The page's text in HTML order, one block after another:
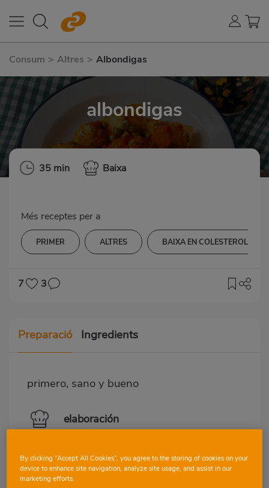
Consum > Altres > Albondigas
albondigas
35 min Baixa
Més receptes per a
PRIMER ALTRES BAIXA EN COLESTEROL
7 3
Preparació Ingredients
primero, sano y bueno
elaboración
poco de agua y sal
By clicking “Accept All Cookies”, you agree to the storing of cookies on your
device to enhance site navigation, analyze site usage, and assist in our
marketing efforts.